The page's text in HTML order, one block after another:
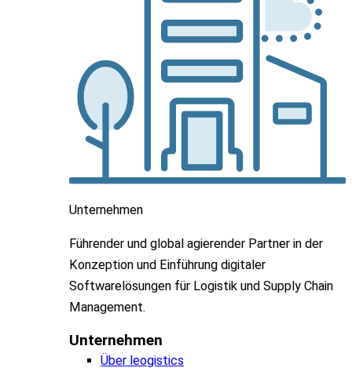
Unternehmen
Führender und global agierender Partner in der
Konzeption und Einführung digitaler
Softwarelösungen für Logistik und Supply Chain
Management.
Unternehmen
Über leogistics